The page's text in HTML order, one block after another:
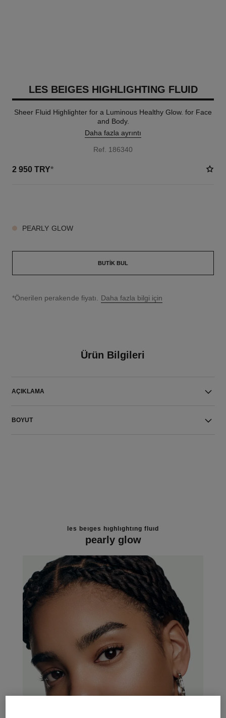
LES BEIGES HIGHLIGHTING FLUID
Sheer Fluid Highlighter for a Luminous Healthy Glow. for Face
and Body.
Daha fazla ayrıntı
Ref. 186340
2 950 TRY*
PEARLY GLOW
BUTIK BUL
↩
*Önerilen perakende fiyatı. Daha fazla bilgi için
Ürün Bilgileri
AÇIKLAMA
BOYUT
les beiges highlighting fluid
pearly glow